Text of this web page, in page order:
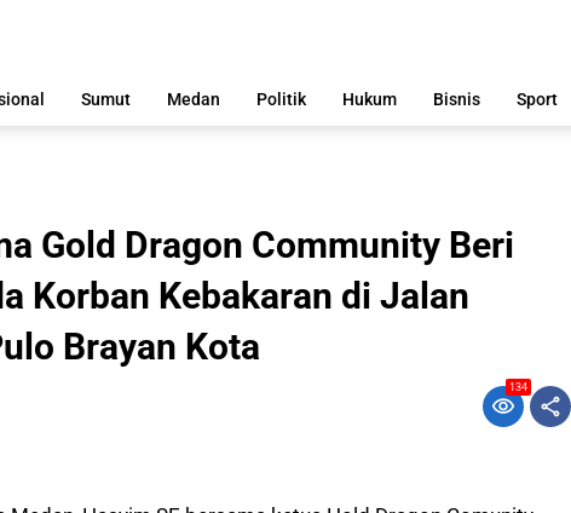
Sumut Medan Politik Hukum Bisnis Sport
Gold Dragon Community Beri
Korban Kebakaran di Jalan
Brayan Kota
134